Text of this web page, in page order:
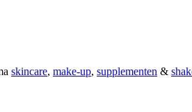
skincare, make-up, supplementen &